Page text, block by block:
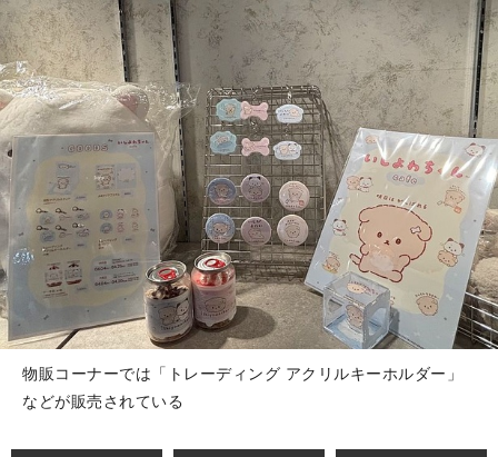
物販コーナーでは「トレーディング アクリルキーホルダー」
などが販売されている